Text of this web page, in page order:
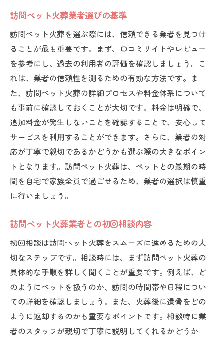
訪問ペット火葬業者選びの基準
訪問ペット火葬を選ぶ際には、信頼できる業者を見つけ
ることが最も重要です。まず、口コミサイトやレビュー
を参考にし、過去の利用者の評価を確認しましょう。こ
れは、業者の信頼性を測るための有効な方法です。ま
た、訪問ペット火葬の詳細プロセスや料金体系について
も事前に確認しておくことが大切です。料金は明確で、
追加料金が発生しないことを確認することで、安心して
サービスを利用することができます。さらに、業者の対
応が丁寧で親切であるかどうかも選ぶ際の大きなポイン
トとなります。訪問ペット火葬は、ペットとの最期の時
間を自宅で家族全員で過ごせるため、業者の選択は慎重
に行いましょう。
訪問ペット火葬業者との初回相談内容
初回相談は訪問ペット火葬をスムーズに進めるための大
切なステップです。相談時には、まず訪問ペット火葬の
具体的な手順を詳しく聞くことが重要です。例えば、ど
のようにペットを扱うのか、訪問の時間帯や日程につい
ての詳細を確認しましょう。また、火葬後に遺骨をどの
ように返却するのかも重要なポイントです。相談時に業
者のスタッフが親切で丁寧に説明してくれるかどうか